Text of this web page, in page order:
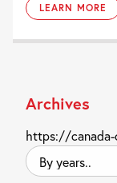
LEARN MORE
Archives
https://
By
years..